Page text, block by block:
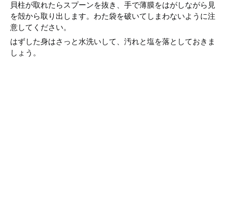
貝柱が取れたらスプーンを抜き、手で薄膜をはがしながら見
を殻から取り出します。わた袋を破いてしまわないように注
意してください。
はずした身はさっと水洗いして、汚れと塩を落としておきま
しょう。